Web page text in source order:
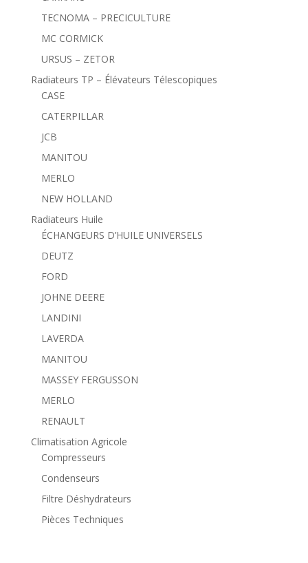
TECNOMA – PRECICULTURE
MC CORMICK
URSUS – ZETOR
Radiateurs TP – Élévateurs Télescopiques
CASE
CATERPILLAR
JCB
MANITOU
MERLO
NEW HOLLAND
Radiateurs Huile
ÉCHANGEURS D’HUILE UNIVERSELS
DEUTZ
FORD
JOHNE DEERE
LANDINI
LAVERDA
MANITOU
MASSEY FERGUSSON
MERLO
RENAULT
Climatisation Agricole
Compresseurs
Condenseurs
Filtre Déshydrateurs
Pièces Techniques